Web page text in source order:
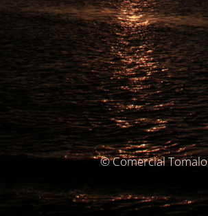
© Comercial Tomalo